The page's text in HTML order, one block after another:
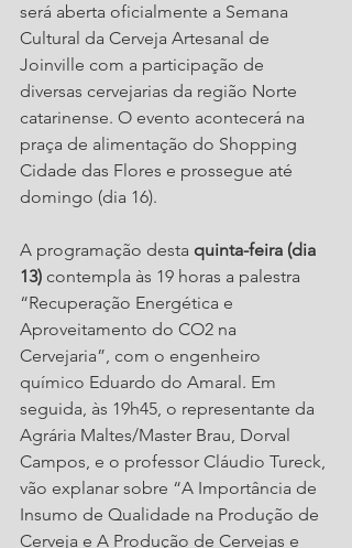
será aberta oficialmente a Semana
Cultural da Cerveja Artesanal de
Joinville com a participação de
diversas cervejarias da região Norte
catarinense. O evento acontecerá na
praça de alimentação do Shopping
Cidade das Flores e prossegue até
domingo (dia 16).
A programação desta quinta-feira (dia
13) contempla às 19 horas a palestra
“Recuperação Energética e
Aproveitamento do CO2 na
Cervejaria”, com o engenheiro
químico Eduardo do Amaral. Em
seguida, às 19h45, o representante da
Agrária Maltes/Master Brau, Dorval
Campos, e o professor Cláudio Tureck,
vão explanar sobre “A Importância de
Insumo de Qualidade na Produção de
Cerveja e A Produção de Cervejas e